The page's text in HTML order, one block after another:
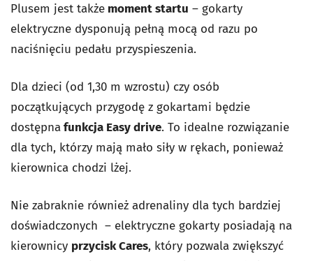
Plusem jest także moment startu – gokarty
elektryczne dysponują pełną mocą od razu po
naciśnięciu pedału przyspieszenia.
Dla dzieci (od 1,30 m wzrostu) czy osób
początkujących przygodę z gokartami będzie
dostępnafunkcja Easy drive. To idealne rozwiązanie
dla tych, którzy mają mało siły w rękach, ponieważ
kierownica chodzi lżej.
Nie zabraknie również adrenaliny dla tych bardziej
doświadczonych – elektryczne gokarty posiadają na
kierownicy przycisk Cares, który pozwala zwiększyć